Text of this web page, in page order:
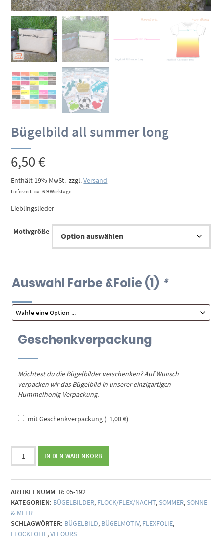
Bügelbild all summer long
6,50€
Enthält 19% MwSt. zzgl.Versand
Lieferzeit: ca. 6-9 Werktage
Lieblingslieder
Motivgröße
Auswahl Farbe &Folie (1) *
Geschenkverpackung
Möchtest du die Bügelbilder verschenken? Auf Wunsch
verpacken wir das Bügelbild in unserer einzigartigen
Hummelhonig-Verpackung.
mit Geschenkverpackung (+1,00€)
long
Menge
IN DEN WARENKORB
ARTIKELNUMMER: 05-192
KATEGORIEN: BÜGELBILDER, FLOCK/FLEX/NACHT, SOMMER, SONNE
& MEER
SCHLAGWÖRTER: BÜGELBILD, BÜGELMOTIV, FLEXFOLIE,
FLOCKFOLIE,VELOURS